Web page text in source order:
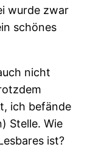
wurde zwar
schönes
nicht
ich befände
Stelle. Wie
ist?